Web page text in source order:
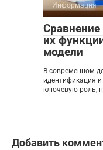
Информация
их
модели
В современном
идентификация
ключевую роль,
Добавить